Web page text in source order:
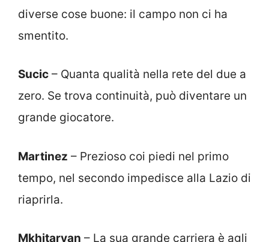
diverse cose buone: il campo non ci ha
smentito.
Sucic – Quanta qualità nella rete del due a
zero. Se trova continuità, può diventare un
grande giocatore.
Martinez – Prezioso coi piedi nel primo
tempo, nel secondo impedisce alla Lazio di
riaprirla.
Mkhitaryan – La sua grande carriera è agli